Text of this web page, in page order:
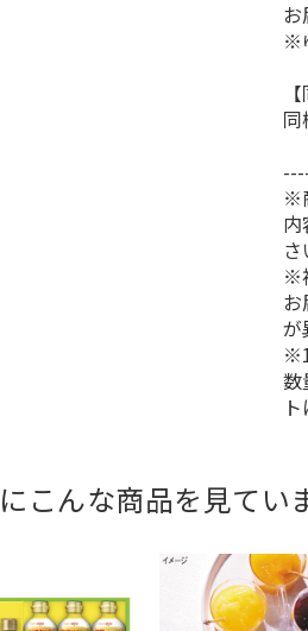
お
※
同
※
さ
※
が
数
こんな商品を見てい